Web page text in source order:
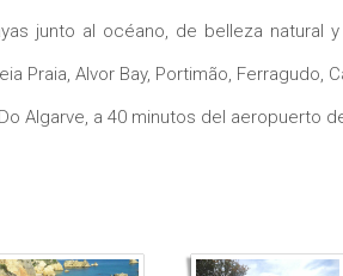
junto al océano, de belleza natural
Praia, Alvor Bay, Portimão,
Algarve, a 40 minutos del aeropuerto